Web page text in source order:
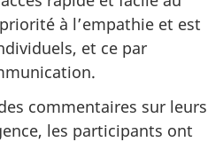
à l’empathie et est
et ce par
commentaires sur leurs
les participants ont